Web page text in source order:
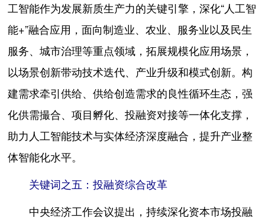
工智能作为发展新质生产力的关键引擎，深化“人工智
能+”融合应用，面向制造业、农业、服务业以及民生
服务、城市治理等重点领域，拓展规模化应用场景，
以场景创新带动技术迭代、产业升级和模式创新。构
建需求牵引供给、供给创造需求的良性循环生态，强
化供需撮合、项目孵化、投融资对接等一体化支撑，
助力人工智能技术与实体经济深度融合，提升产业整
体智能化水平。
关键词之五：投融资综合改革
中央经济工作会议提出，持续深化资本市场投融